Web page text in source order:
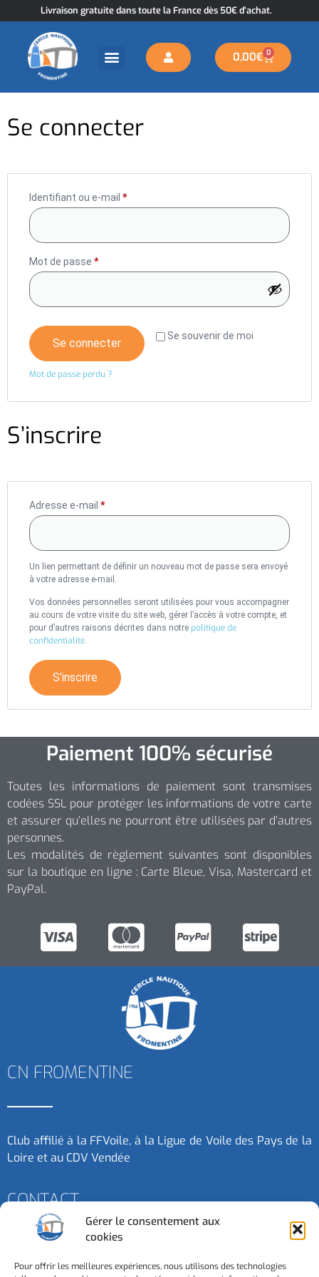
Gérer le consentement aux
cookies
Pour offrir les meilleures expériences, nous utilisons des technologies
Livraison gratuite dans toute la France dès 50€ d'achat.
0,00€ 0
Se connecter
Identifiant ou e-mail *
Mot de passe *
Se souvenir de moi
Se connecter
Mot de passe perdu ?
S’inscrire
Adresse e-mail *
Un lien permettant de définir un nouveau mot de passe sera envoyé
à votre adresse e-mail.
Vos données personnelles seront utilisées pour vous accompagner
au cours de votre visite du site web, gérer l’accès à votre compte, et
pour d’autres raisons décrites dans notre politique de
confidentialité.
S’inscrire
Paiement 100% sécurisé
Toutes les informations de paiement sont transmises
codées SSL pour protéger les informations de votre carte
et assurer qu’elles ne pourront être utilisées par d’autres
personnes.
Les modalités de règlement suivantes sont disponibles
sur la boutique en ligne : Carte Bleue, Visa, Mastercard et
PayPal.
CN FROMENTINE
Club affilié à la FFVoile, à la Ligue de Voile des Pays de la
Loire et au CDV Vendée
CONTACT
Contactez-nous